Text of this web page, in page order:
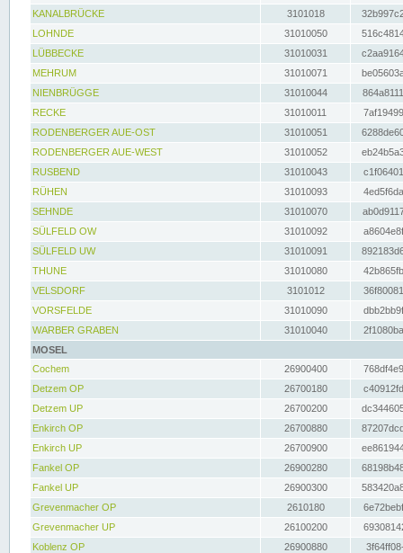
KANALBRÜCKE
3101018
LOHNDE
31010050
LÜBBECKE
31010031
MEHRUM
31010071
NIENBRÜGGE
31010044
RECKE
31010011
RODENBERGER AUE-OST
31010051
RODENBERGER AUE-WEST
31010052
RUSBEND
31010043
RÜHEN
31010093
SEHNDE
31010070
SÜLFELD OW
31010092
SÜLFELD UW
31010091
THUNE
31010080
VELSDORF
3101012
VORSFELDE
31010090
WARBER GRABEN
31010040
MOSEL
Cochem
26900400
Detzem OP
26700180
Detzem UP
26700200
Enkirch OP
26700880
Enkirch UP
26700900
Fankel OP
26900280
Fankel UP
26900300
Grevenmacher OP
2610180
Grevenmacher UP
26100200
Koblenz OP
26900880